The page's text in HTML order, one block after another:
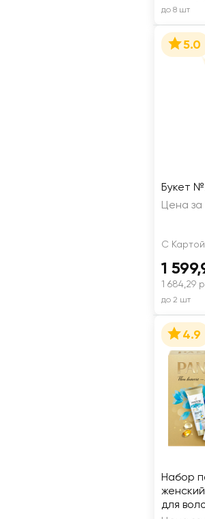
до 8 шт
5.0
Букет
Цена за
С
1
1 684,29
до 2 шт
4.9
Набор
для